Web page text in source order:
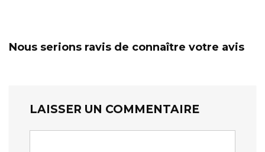
Nous serions ravis de connaître votre avis
LAISSER UN COMMENTAIRE